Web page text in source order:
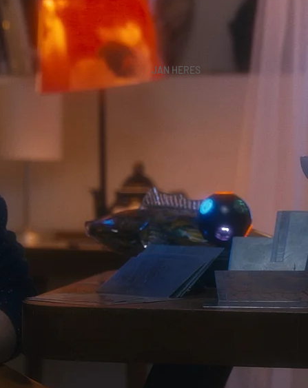
JAN HERES